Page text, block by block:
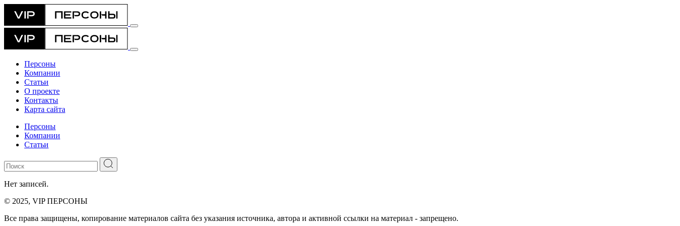
Персоны
Компании
Статьи
О проекте
Контакты
Карта сайта
Персоны
Компании
Статьи
Нет записей.
© 2025, VIP ПЕРСОНЫ
Все права защищены, копирование материалов сайта без указания источника, автора и активной ссылки на материал - запрещено.